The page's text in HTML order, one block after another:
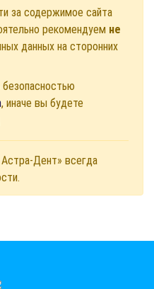
за содержимое сайта
рекомендуем не
данных на сторонних
, иначе вы будете
Астра-Дент» всегда